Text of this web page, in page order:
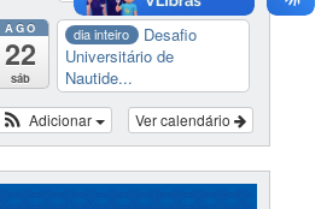
AGO
22
sáb
dia inteiro
Desafio
Universitário de
Nautide...
Ver calendário
Adicionar